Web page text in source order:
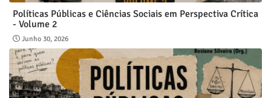
Políticas Públicas e Ciências Sociais em Perspectiva Crítica
- Volume 2
Junho 30, 2026